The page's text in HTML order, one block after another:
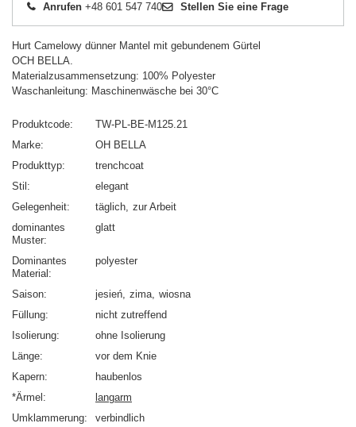
Anrufen +48 601 547 740 Stellen Sie eine Frage
Hurt Camelowy dünner Mantel mit gebundenem Gürtel
OCH BELLA.
Materialzusammensetzung: 100% Polyester
Waschanleitung: Maschinenwäsche bei 30°C
Produktcode
TW-PL-BE-M125.21
Marke
OH BELLA
Produkttyp
trenchcoat
Stil
elegant
Gelegenheit
täglich zur Arbeit
dominantes
Muster
glatt
Dominantes
Material
polyester
Saison jesień zima wiosna
Füllung
nicht zutreffend
Isolierung
ohne Isolierung
Länge
vor dem Knie
Kapern
haubenlos
*Ärmel
langarm
Umklammerung
verbindlich